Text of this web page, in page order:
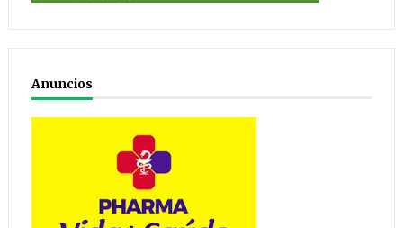
Anuncios